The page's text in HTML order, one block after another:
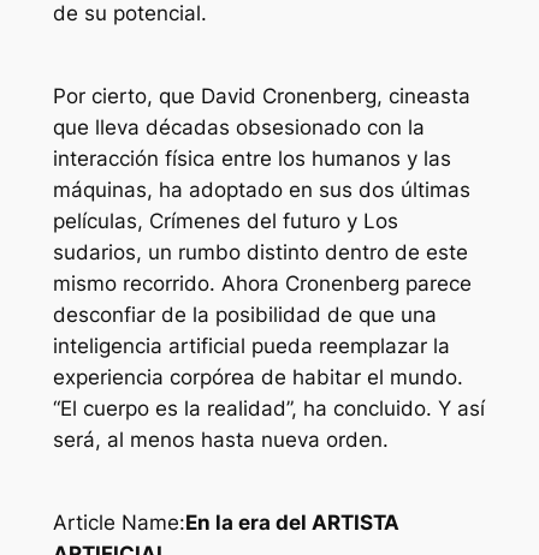
de su potencial.
Por cierto, que David Cronenberg, cineasta
que lleva décadas obsesionado con la
interacción física entre los humanos y las
máquinas, ha adoptado en sus dos últimas
películas, Crímenes del futuro y Los
sudarios, un rumbo distinto dentro de este
mismo recorrido. Ahora Cronenberg parece
desconfiar de la posibilidad de que una
inteligencia artificial pueda reemplazar la
experiencia corpórea de habitar el mundo.
“El cuerpo es la realidad”, ha concluido. Y así
será, al menos hasta nueva orden.
Article Name:En la era del ARTISTA